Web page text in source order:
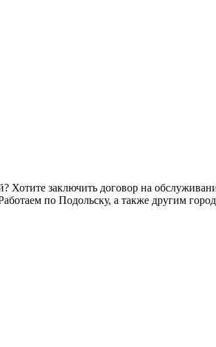
Хотите заключить договор на
по Подольску, а также другим